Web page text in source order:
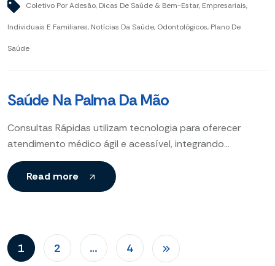
Coletivo Por Adesão, Dicas De Saúde & Bem-Estar, Empresariais,
Individuais E Familiares, Notícias Da Saúde, Odontológicos, Plano De
Saúde
Saúde Na Palma Da Mão
Consultas Rápidas utilizam tecnologia para oferecer
atendimento médico ágil e acessível, integrando
dispositivos móveis, inteligência artificial e monitoramento
remoto para melhorar a experiência e eficiência
Read more
1 2 … 4